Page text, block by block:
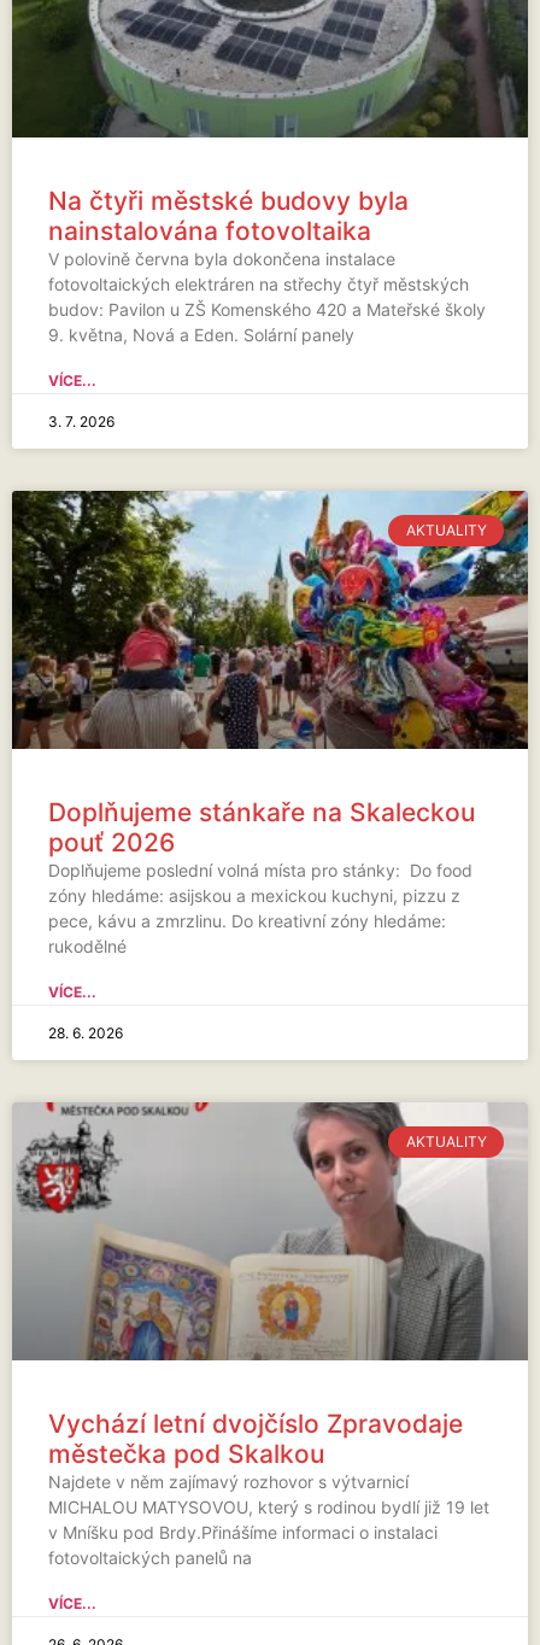
Na čtyři městské budovy byla
nainstalována fotovoltaika
V polovině června byla dokončena instalace
fotovoltaických elektráren na střechy čtyř městských
budov: Pavilon u ZŠ Komenského 420 a Mateřské školy
9. května, Nová a Eden. Solární panely
VÍCE...
3. 7. 2026
AKTUALITY
Doplňujeme stánkaře na Skaleckou
pouť 2026
Doplňujeme poslední volná místa pro stánky: Do food
zóny hledáme: asijskou a mexickou kuchyni, pizzu z
pece, kávu a zmrzlinu. Do kreativní zóny hledáme:
rukodělné
VÍCE...
28. 6. 2026
AKTUALITY
Vychází letní dvojčíslo Zpravodaje
městečka pod Skalkou
Najdete v něm zajímavý rozhovor s výtvarnicí
MICHALOU MATYSOVOU, který s rodinou bydlí již 19 let
v Mníšku pod Brdy.Přinášíme informaci o instalaci
fotovoltaických panelů na
VÍCE...